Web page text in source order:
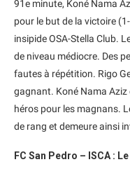
91e minute, Koné Nama
pour le but de la victoire
insipide OSA-Stella Club.
de niveau médiocre. Des
fautes à répétition. Rigo
gagnant. Koné Nama Aziz
héros pour les magnans.
de rang et demeure ainsi
FC San Pedro – ISCA :